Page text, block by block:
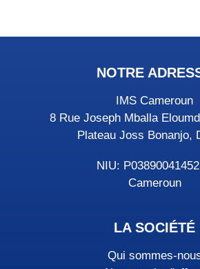
NOTRE
IMS Cameroun
8 Rue Joseph Mballa
Plateau Joss Bonanjo,
NIU:
Cameroun
LA SOCIÉTÉ
Qui sommes-